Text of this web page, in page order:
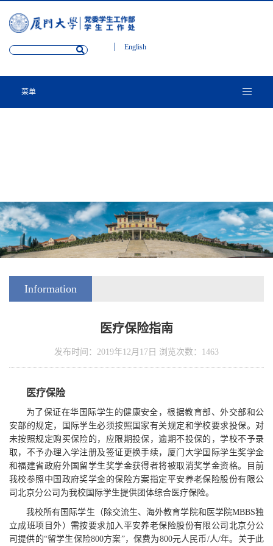
English
菜单
Information
医疗保险指南
发布时间：2019年12月17日 浏览次数： 1463
医疗保险
为了保证在华国际学生的健康安全，根据教育部 、外交部和公
安部的规定，
国际学生必须按照国家有关规定和学校要求投保。 对
未按照规定购买保险的， 应限期投保 ，逾期不投保的 ，学校不予录
取 ，不予办理入学注册及签证更换手续，厦门大学国际学生奖学金
和福建省政府外国留学生奖学金获得者将被取消奖学金资格。
目前
我校参照中国 政府奖学金的保险方案指定平安养老保险股份有限公
司北京分公司 为我校国际学生提供 团体综合医疗保险。
我校所有国际学生（ 除交流生、海外教育学院和医学院MBBS独
立成班项目外） 需按要求加入平安养老保险股份有限公司北京分公
司提供的“留学生保险800方案”，保费为800元人民币 /人/年。 关于此